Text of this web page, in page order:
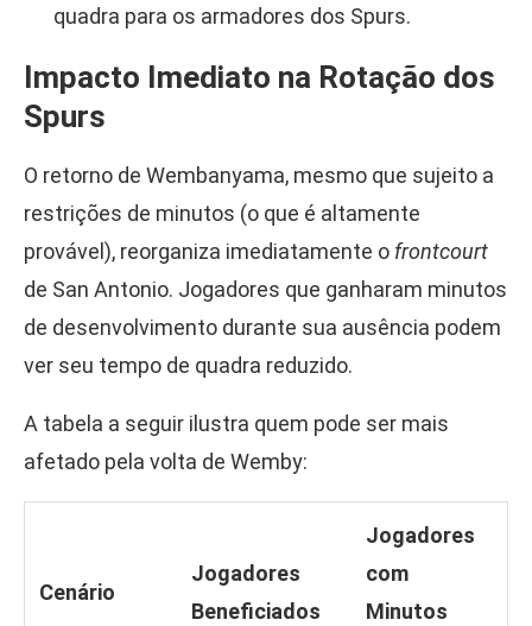
quadra para os armadores dos Spurs.
Impacto Imediato na Rotação dos
Spurs
O retorno de Wembanyama, mesmo que sujeito a
restrições de minutos (o que é altamente
provável), reorganiza imediatamente o frontcourt
de San Antonio. Jogadores que ganharam minutos
de desenvolvimento durante sua ausência podem
ver seu tempo de quadra reduzido.
A tabela a seguir ilustra quem pode ser mais
afetado pela volta de Wemby:
Cenário
Jogadores
Beneficiados
Jogadores
com
Minutos